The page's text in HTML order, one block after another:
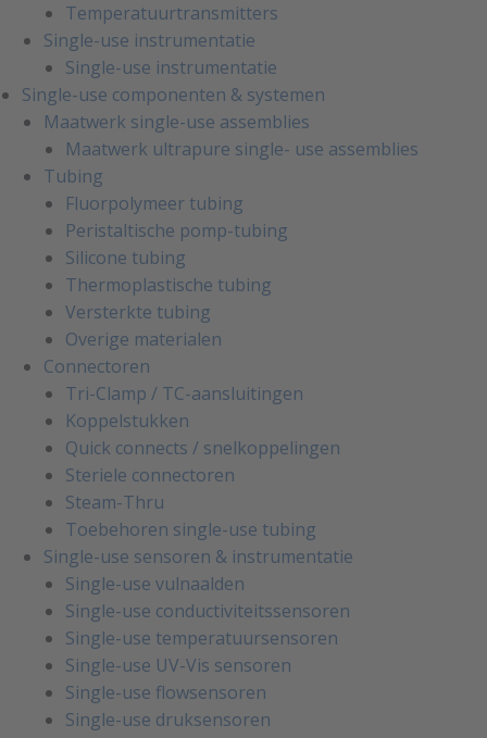
Temperatuurtransmitters
Single-use instrumentatie
Single-use instrumentatie
Single-use componenten & systemen
Maatwerk single-use assemblies
Maatwerk ultrapure single- use assemblies
Tubing
Fluorpolymeer tubing
Peristaltische pomp-tubing
Silicone tubing
Thermoplastische tubing
Versterkte tubing
Overige materialen
Connectoren
Tri-Clamp / TC-aansluitingen
Koppelstukken
Quick connects / snelkoppelingen
Steriele connectoren
Steam-Thru
Toebehoren single-use tubing
Single-use sensoren & instrumentatie
Single-use vulnaalden
Single-use conductiviteitssensoren
Single-use temperatuursensoren
Single-use UV-Vis sensoren
Single-use flowsensoren
Single-use druksensoren